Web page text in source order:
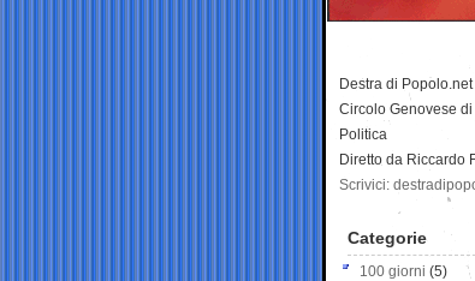
Destra di Popolo.net
Circolo Genovese
Politica
Diretto da Riccardo
Scrivici:
Categorie
100 giorni (5)